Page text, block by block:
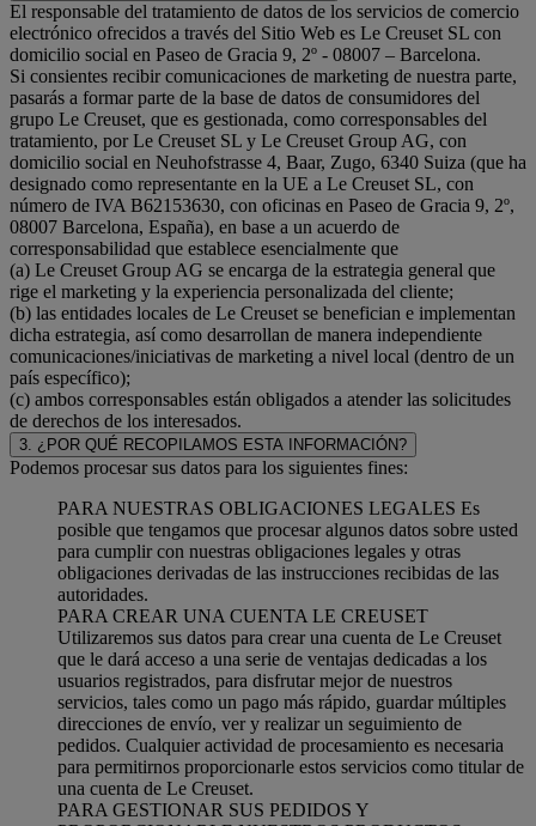
El responsable del tratamiento de datos de los servicios de comercio
electrónico ofrecidos a través del Sitio Web es Le Creuset SL con
domicilio social en Paseo de Gracia 9, 2º - 08007 – Barcelona.
Si consientes recibir comunicaciones de marketing de nuestra parte,
pasarás a formar parte de la base de datos de consumidores del
grupo Le Creuset, que es gestionada, como corresponsables del
tratamiento, por Le Creuset SL y Le Creuset Group AG, con
domicilio social en Neuhofstrasse 4, Baar, Zugo, 6340 Suiza (que ha
designado como representante en la UE a Le Creuset SL, con
número de IVA B62153630, con oficinas en Paseo de Gracia 9, 2º,
08007 Barcelona, España), en base a un acuerdo de
corresponsabilidad que establece esencialmente que
(a) Le Creuset Group AG se encarga de la estrategia general que
rige el marketing y la experiencia personalizada del cliente;
(b) las entidades locales de Le Creuset se benefician e implementan
dicha estrategia, así como desarrollan de manera independiente
comunicaciones/iniciativas de marketing a nivel local (dentro de un
país específico);
(c) ambos corresponsables están obligados a atender las solicitudes
de derechos de los interesados.
3. ¿POR QUÉ RECOPILAMOS ESTA INFORMACIÓN?
Podemos procesar sus datos para los siguientes fines:
PARA NUESTRAS OBLIGACIONES LEGALES Es
posible que tengamos que procesar algunos datos sobre usted
para cumplir con nuestras obligaciones legales y otras
obligaciones derivadas de las instrucciones recibidas de las
autoridades.
PARA CREAR UNA CUENTA LE CREUSET
Utilizaremos sus datos para crear una cuenta de Le Creuset
que le dará acceso a una serie de ventajas dedicadas a los
usuarios registrados, para disfrutar mejor de nuestros
servicios, tales como un pago más rápido, guardar múltiples
direcciones de envío, ver y realizar un seguimiento de
pedidos. Cualquier actividad de procesamiento es necesaria
para permitirnos proporcionarle estos servicios como titular de
una cuenta de Le Creuset.
PARA GESTIONAR SUS PEDIDOS Y